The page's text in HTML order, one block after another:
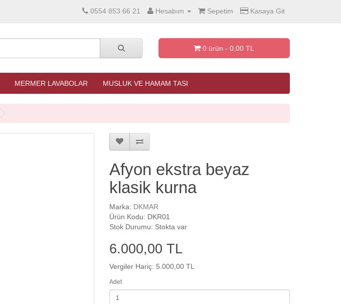
0554 853 66 21 Hesabım Sepetim Kasaya Git
0 ürün - 0,00 TL
MERMER LAVABOLAR MUSLUK VE HAMAM TASI
Afyon ekstra beyaz
klasik kurna
Marka: DKMAR
Ürün Kodu: DKR01
Stok Durumu: Stokta var
6.000,00 TL
Vergiler Hariç: 5.000,00 TL
Adet